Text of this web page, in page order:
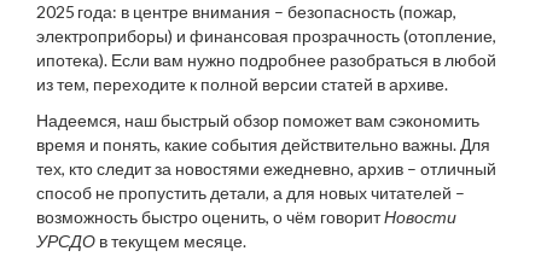
2025 года: в центре внимания – безопасность (пожар,
электроприборы) и финансовая прозрачность (отопление,
ипотека). Если вам нужно подробнее разобраться в любой
из тем, переходите к полной версии статей в архиве.
Надеемся, наш быстрый обзор поможет вам сэкономить
время и понять, какие события действительно важны. Для
тех, кто следит за новостями ежедневно, архив – отличный
способ не пропустить детали, а для новых читателей –
возможность быстро оценить, о чём говоритНовости
УРСДО в текущем месяце.